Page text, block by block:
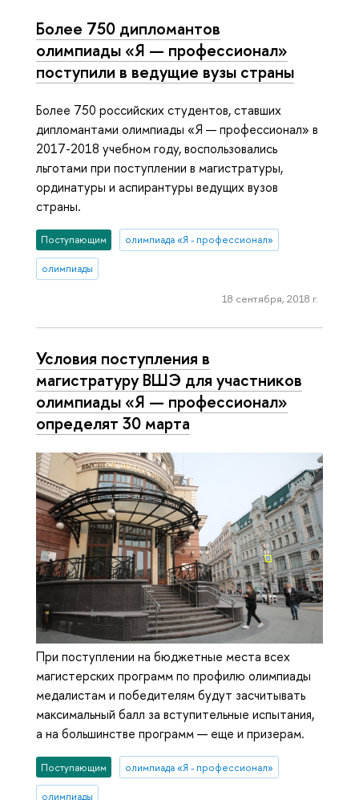
Более 750 дипломантов
олимпиады «Я — профессионал»
поступили в ведущие вузы страны
Более 750 российских студентов, ставших
дипломантами олимпиады «Я — профессионал» в
2017-2018 учебном году, воспользовались
льготами при поступлении в магистратуры,
ординатуры и аспирантуры ведущих вузов
страны.
Поступающим олимпиада «Я - профессионал»
олимпиады
18 сентября, 2018 г.
Условия поступления в
магистратуру ВШЭ для участников
олимпиады «Я — профессионал»
определят 30 марта
При поступлении на бюджетные места всех
магистерских программ по профилю олимпиады
медалистам и победителям будут засчитывать
максимальный балл за вступительные испытания,
а на большинстве программ — еще и призерам.
Поступающим олимпиада «Я - профессионал»
олимпиады